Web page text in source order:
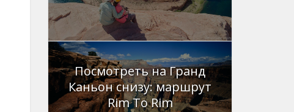
Посмотреть на Гранд
Каньон снизу: маршрут
Rim To Rim